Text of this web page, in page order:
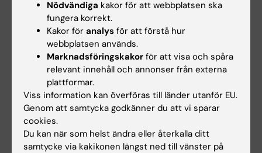
The next Q&A drop-in session with Cancer Research
Horizons will be held on 14 Sept 2026, 12:30 - 13:30h,
Föreläsningar och seminarier
28 september
28 september till 29 september
Nödvändiga kakor för att webbplatsen ska
fungera korrekt.
Kakor för analys för att förstå hur
webbplatsen används.
Marknadsföringskakor för att visa och spåra
relevant innehåll och annonser från externa
plattformar.
Viss information kan överföras till länder utanför EU.
Genom att samtycka godkänner du att vi sparar
cookies.
Du kan när som helst ändra eller återkalla ditt
samtycke via kakikonen längst ned till vänster på